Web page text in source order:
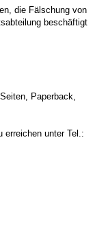
die Fälschung von
beschäftigt
Paperback,
erreichen unter Tel.: